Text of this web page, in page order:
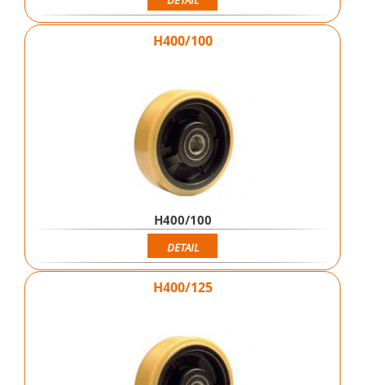
H400/100
H400/100
DETAIL
H400/125